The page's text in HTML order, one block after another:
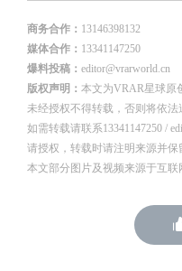
商务合作： 13146398132
媒体合作： 13341147250
爆料投稿： editor@vrarworld.cn
版权声明： 本文为VRAR星球原
未经授权不得转载，否则将依法
如需转载请联系13341147250 /
请授权，转载时请注明来源并保
本文部分图片及视频来源于互联